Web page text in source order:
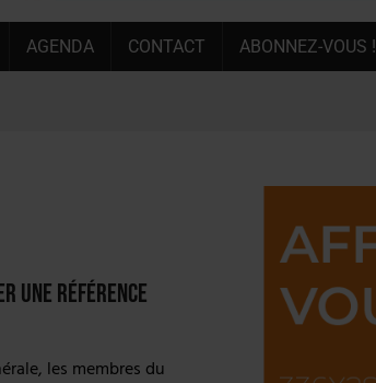
AGENDA CONTACT ABONNEZ-VOUS !
une référence
les membres du